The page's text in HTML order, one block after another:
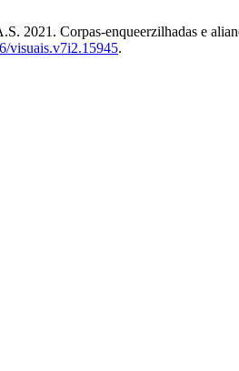
2021. Corpas-enqueerzilhadas e
visuais.v7i2.15945.